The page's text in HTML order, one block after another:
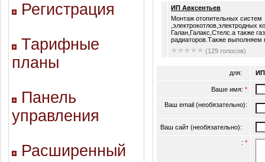
Регистрация
Тарифные
планы
Панель
управления
Расширенный
ИП Авксентьев
Монтаж отопительных систем
,электрокотлов,электродных
Галан,Галакс,Стелс.а также
радиаторов.Также выполняем
(129 голосов)
для: ИП
Ваше имя: *
Ваш email (необязательно):
Ваш сайт (необязательно):
: *